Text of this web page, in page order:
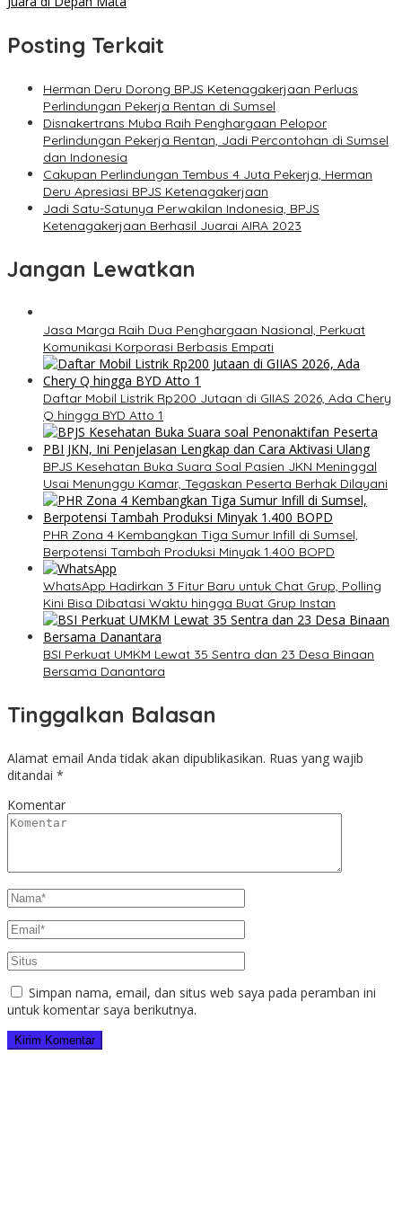
Posting Terkait
Herman Deru Dorong BPJS Ketenagakerjaan Perluas
Perlindungan Pekerja Rentan di Sumsel
Disnakertrans Muba Raih Penghargaan Pelopor
Perlindungan Pekerja Rentan, Jadi Percontohan di Sumsel
dan Indonesia
Cakupan Perlindungan Tembus 4 Juta Pekerja, Herman
Deru Apresiasi BPJS Ketenagakerjaan
Jadi Satu-Satunya Perwakilan Indonesia, BPJS
Ketenagakerjaan Berhasil Juarai AIRA 2023
Jangan Lewatkan
Jasa Marga Raih Dua Penghargaan Nasional, Perkuat
Komunikasi Korporasi Berbasis Empati
Daftar Mobil Listrik Rp200 Jutaan di GIIAS 2026, Ada Chery
Q hingga BYD Atto 1
BPJS Kesehatan Buka Suara Soal Pasien JKN Meninggal
Usai Menunggu Kamar, Tegaskan Peserta Berhak Dilayani
PHR Zona 4 Kembangkan Tiga Sumur Infill di Sumsel,
Berpotensi Tambah Produksi Minyak 1.400 BOPD
WhatsApp Hadirkan 3 Fitur Baru untuk Chat Grup, Polling
Kini Bisa Dibatasi Waktu hingga Buat Grup Instan
BSI Perkuat UMKM Lewat 35 Sentra dan 23 Desa Binaan
Bersama Danantara
Tinggalkan Balasan
Alamat email Anda tidak akan dipublikasikan. Ruas yang wajib
ditandai *
Komentar
Simpan nama, email, dan situs web saya pada peramban ini
untuk komentar saya berikutnya.